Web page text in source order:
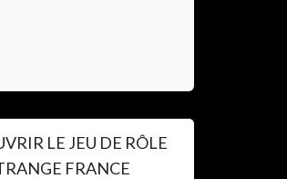
LE JEU DE RÔLE
FRANCE